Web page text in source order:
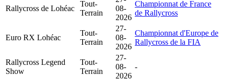
Rallycross de Lohéac
Tout-
Terrain
08-
2026
Championnat de France
de Rallycross
Euro RX Lohéac
Tout-
Terrain
27-
08-
2026
Championnat d'Europe de
Rallycross de la FIA
Rallycross Legend
Show
Tout-
Terrain
27-
08-
2026
-